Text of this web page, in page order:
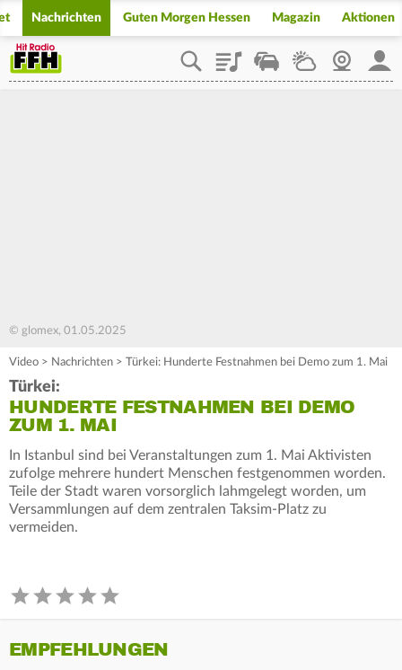
Nachrichten Guten Morgen Hessen Magazin Aktionen
PlaylistStaupilotWetterWebcam
© glomex, 01.05.2025
Video > Nachrichten > Türkei: Hunderte Festnahmen bei Demo zum 1. Mai
Türkei:
HUNDERTE FESTNAHMEN BEI DEMO
ZUM 1. MAI
In Istanbul sind bei Veranstaltungen zum 1. Mai Aktivisten
zufolge mehrere hundert Menschen festgenommen worden.
Teile der Stadt waren vorsorglich lahmgelegt worden, um
Versammlungen auf dem zentralen Taksim-Platz zu
vermeiden.
EMPFEHLUNGEN